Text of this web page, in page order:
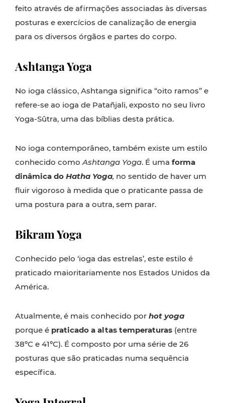
feito através de afirmações associadas às diversas
posturas e exercícios de canalização de energia
para os diversos órgãos e partes do corpo.
Ashtanga Yoga
No ioga clássico, Ashtanga significa “oito ramos” e
refere-se ao ioga de Patañjali, exposto no seu livro
Yoga-Sûtra, uma das bíblias desta prática.
No ioga contemporâneo, também existe um estilo
conhecido comoAshtanga Yoga. É uma forma
dinâmica do Hatha Yoga, no sentido de haver um
fluir vigoroso à medida que o praticante passa de
uma postura para a outra, sem parar.
Bikram Yoga
Conhecido pelo ‘ioga das estrelas’, este estilo é
praticado maioritariamente nos Estados Unidos da
América.
Atualmente, é mais conhecido por hot yoga
porque é praticado a altas temperaturas (entre
38ºC e 41ºC). É composto por uma série de 26
posturas que são praticadas numa sequência
específica.